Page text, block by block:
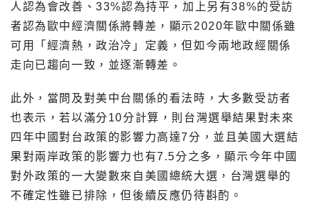
人認為會改善、33%認為持平，加上另有38%的受訪
者認為歐中經濟關係將轉差，顯示2020年歐中關係雖
可用「經濟熱，政治冷」定義，但如今兩地政經關係
走向已趨向一致，並逐漸轉差。
此外，當問及對美中台關係的看法時，大多數受訪者
也表示，若以滿分10分計算，則台灣選舉結果對未來
四年中國對台政策的影響力高達7分，並且美國大選結
果對兩岸政策的影響力也有7.5分之多，顯示今年中國
對外政策的一大變數來自美國總統大選，台灣選舉的
不確定性雖已排除，但後續反應仍待斟酌。